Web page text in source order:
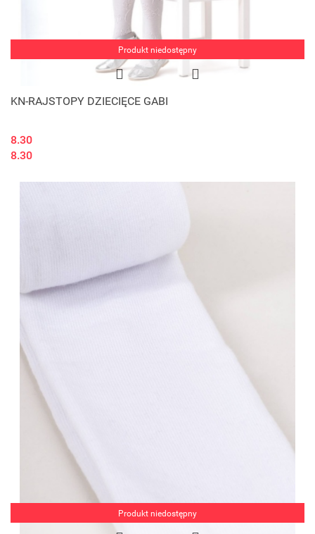
Produkt niedostępny
KN-RAJSTOPY DZIECIĘCE GABI
8.30
8.30
Produkt niedostępny